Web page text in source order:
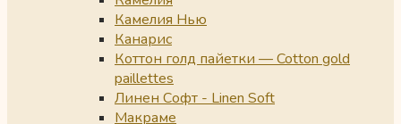
Камелия Нью
Канарис
Коттон голд пайетки — Cotton gold
paillettes
Линен Софт - Linen Soft
Макраме